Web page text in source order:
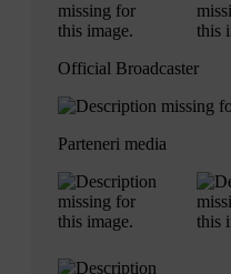
Official Broadcaster
Parteneri media